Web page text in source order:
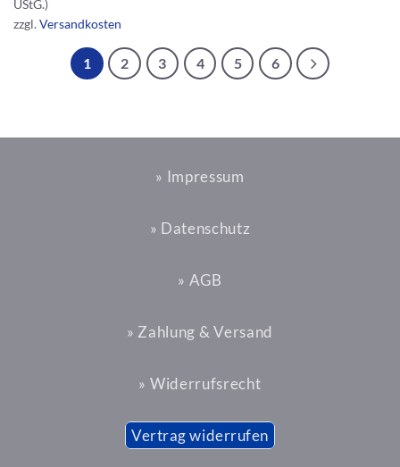
UStG.)
zzgl.Versandkosten
1 2 3 4 5 6
» Impressum
» Datenschutz
» AGB
» Zahlung & Versand
» Widerrufsrecht
Vertrag widerrufen